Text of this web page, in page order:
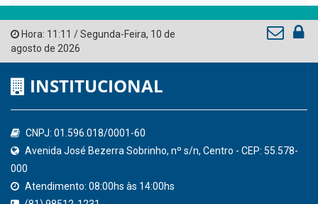
Tribunal de Contas do Estado de Pernambuco
Ministério Público do Estado de Pernambuco
Controladoria-Geral da União
Confederação Nacional de Municípios - CNM
QEdu
Consultar Convênios